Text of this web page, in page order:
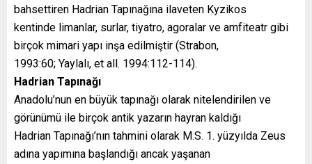
bahsettiren Hadrian Tapınağına ilaveten Kyzikos
kentinde limanlar, surlar, tiyatro, agoralar ve amfiteatr gibi
birçok mimari yapı inşa edilmiştir (Strabon,
1993:60; Yaylalı, et all. 1994:112-114).
Hadrian Tapınağı
Anadolu’nun en büyük tapınağı olarak nitelendirilen ve
görünümü ile birçok antik yazarın hayran kaldığı
Hadrian Tapınağı’nın tahmini olarak M.S. 1. yüzyılda Zeus
adına yapımına başlandığı ancak yaşanan